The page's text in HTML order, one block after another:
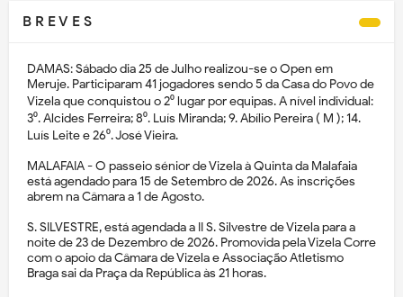
B R E V E S
DAMAS: Sábado dia 25 de Julho realizou-se o Open em
Meruje. Participaram 41 jogadores sendo 5 da Casa do Povo de
Vizela que conquistou o 2⁰ lugar por equipas. A nível individual:
3⁰. Alcides Ferreira; 8⁰. Luís Miranda; 9. Abílio Pereira ( M ); 14.
Luís Leite e 26⁰. José Vieira.
MALAFAIA - O passeio sénior de Vizela à Quinta da Malafaia
está agendado para 15 de Setembro de 2026. As inscrições
abrem na Câmara a 1 de Agosto.
S. SILVESTRE, está agendada a II S. Silvestre de Vizela para a
noite de 23 de Dezembro de 2026. Promovida pela Vizela Corre
com o apoio da Câmara de Vizela e Associação Atletismo
Braga sai da Praça da República às 21 horas.